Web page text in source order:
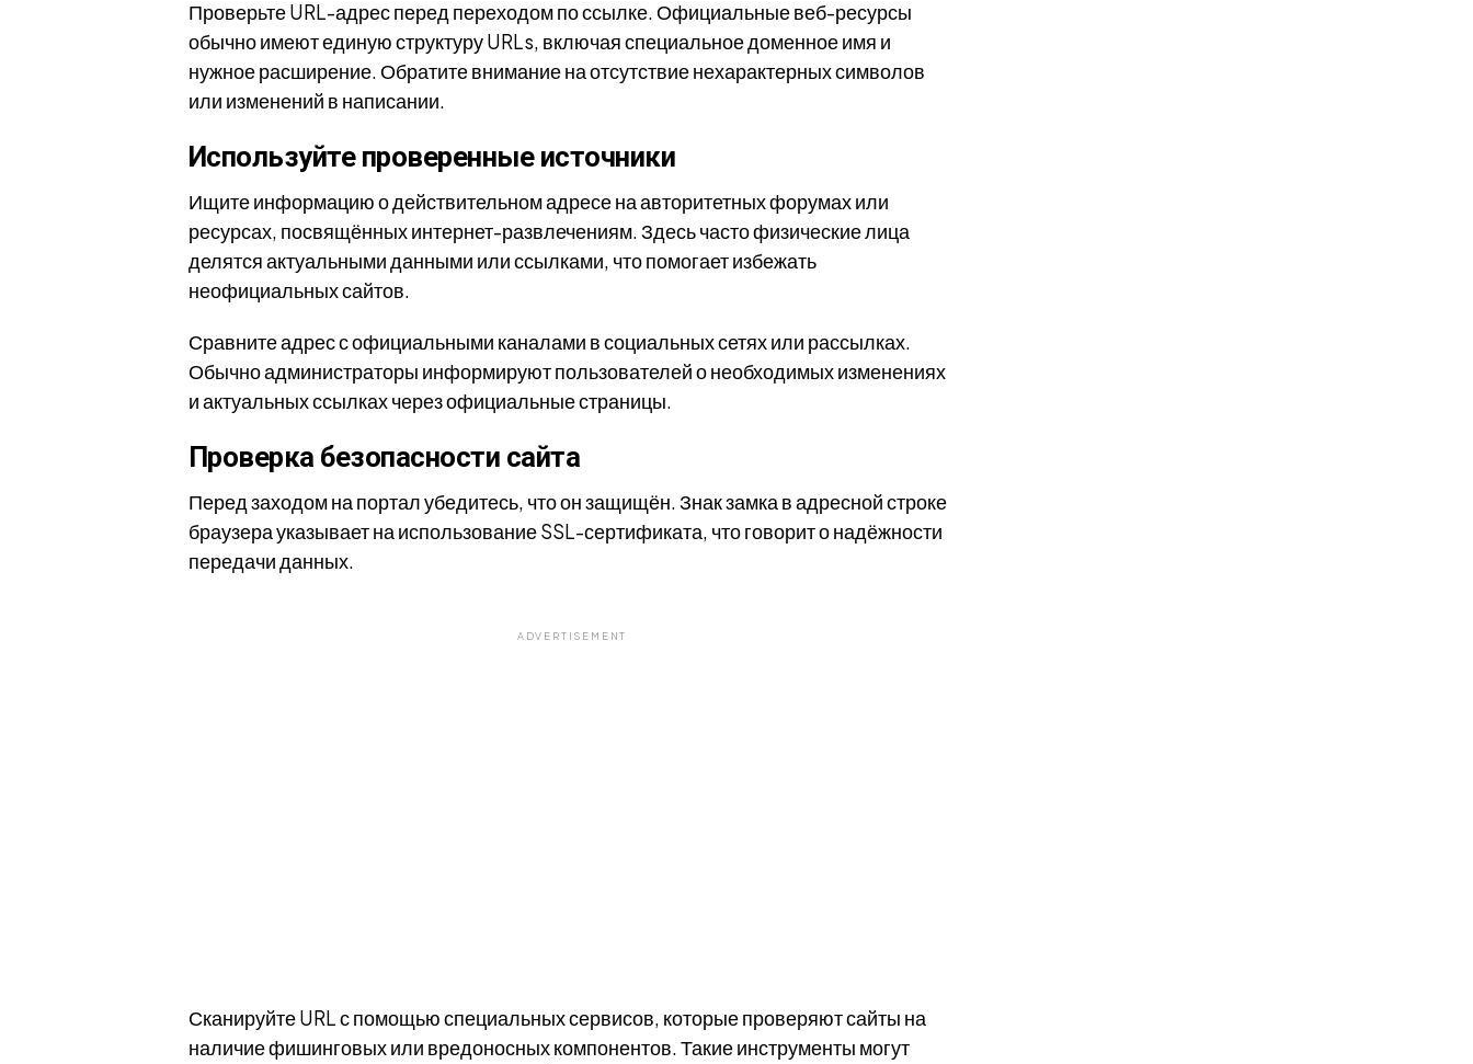
Проверьте URL-адрес перед переходом по ссылке. Официальные веб-ресурсы
обычно имеют единую структуру URLs, включая специальное доменное имя и
нужное расширение. Обратите внимание на отсутствие нехарактерных символов
или изменений в написании.
Используйте проверенные источники
Ищите информацию о действительном адресе на авторитетных форумах или
ресурсах, посвящённых интернет-развлечениям. Здесь часто физические лица
делятся актуальными данными или ссылками, что помогает избежать
неофициальных сайтов.
Сравните адрес с официальными каналами в социальных сетях или рассылках.
Обычно администраторы информируют пользователей о необходимых изменениях
и актуальных ссылках через официальные страницы.
Проверка безопасности сайта
Перед заходом на портал убедитесь, что он защищён. Знак замка в адресной строке
браузера указывает на использование SSL-сертификата, что говорит о надёжности
передачи данных.
ADVERTISEMENT
Сканируйте URL с помощью специальных сервисов, которые проверяют сайты на
наличие фишинговых или вредоносных компонентов. Такие инструменты могут